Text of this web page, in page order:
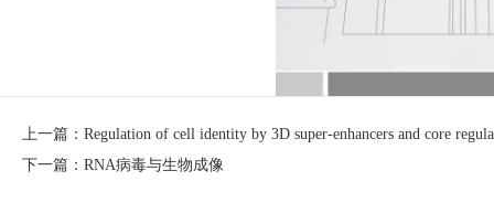
上一篇：Regulation of cell identity by 3D super-enhancers and core
下一篇：RNA病毒与生物成像